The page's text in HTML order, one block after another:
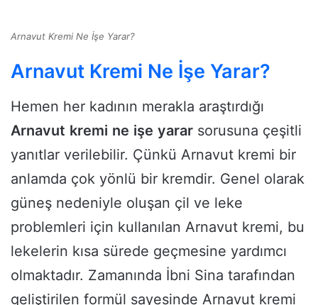
Arnavut Kremi Ne İşe Yarar?
Arnavut Kremi Ne İşe Yarar?
Hemen her kadının merakla araştırdığı
Arnavut kremi ne işe yarar sorusuna çeşitli
yanıtlar verilebilir. Çünkü Arnavut kremi bir
anlamda çok yönlü bir kremdir. Genel olarak
güneş nedeniyle oluşan çil ve leke
problemleri için kullanılan Arnavut kremi, bu
lekelerin kısa sürede geçmesine yardımcı
olmaktadır. Zamanında İbni Sina tarafından
geliştirilen formül sayesinde Arnavut kremi